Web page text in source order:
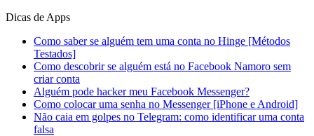
Dicas de Apps
Como saber se alguém tem uma conta no Hinge [Métodos
Testados]
Como descobrir se alguém está no Facebook Namoro sem
criar conta
Alguém pode hacker meu Facebook Messenger?
Como colocar uma senha no Messenger [iPhone e Android]
Não caia em golpes no Telegram: como identificar uma conta
falsa